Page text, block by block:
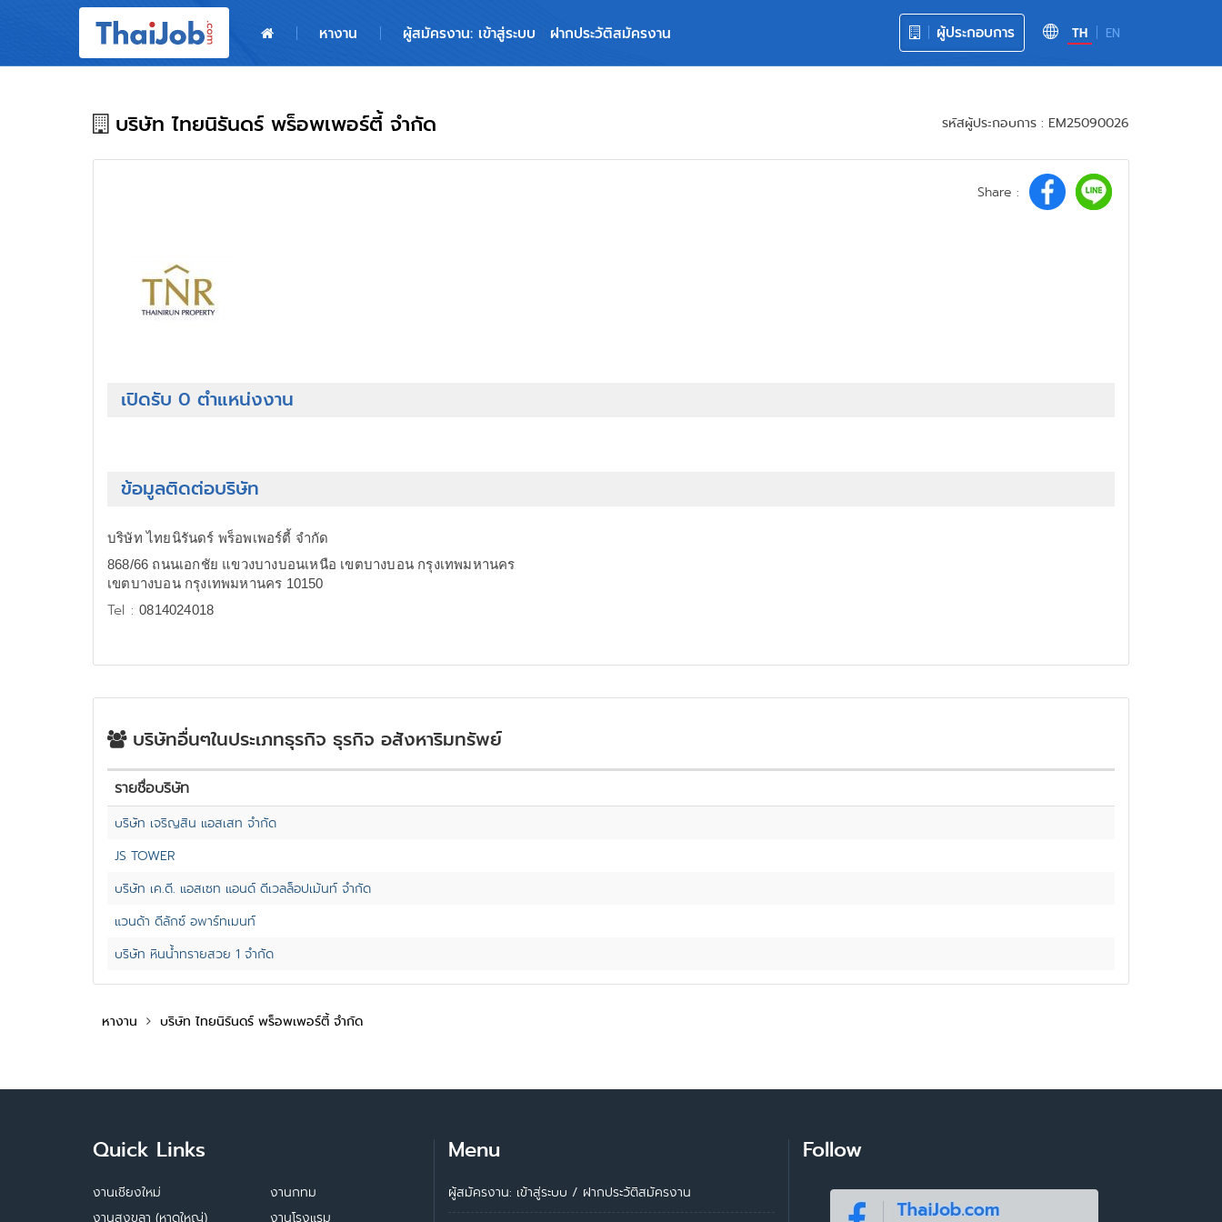
TH EN
ผู้ประกอบการ
หางาน ผู้สมัครงาน: เข้าสู่ระบบ ฝากประวัติสมัครงาน
ผู้สมัครงาน: เข้าสู่ระบบ
บริษัท ไทยนิรันดร์ พร็อพเพอร์ตี้ จำกัด รหัสผู้ประกอบการ : EM25090026
Share :
เปิดรับ 0 ตำแหน่งงาน
ข้อมูลติดต่อบริษัท
บริษัท ไทยนิรันดร์ พร็อพเพอร์ตี้ จำกัด
868/66 ถนนเอกชัย แขวงบางบอนเหนือ เขตบางบอน กรุงเทพมหานคร
เขตบางบอน กรุงเทพมหานคร 10150
Tel :0814024018
บริษัทอื่นๆในประเภทธุรกิจ ธุรกิจ อสังหาริมทรัพย์
รายชื่อบริษัท
บริษัท เจริญสิน แอสเสท จำกัด
JS TOWER
บริษัท เค.ดี. แอสเซท แอนด์ ดีเวลล็อปเม้นท์ จำกัด
แวนด้า ดีลักซ์ อพาร์ทเมนท์
บริษัท หินน้ำทรายสวย 1 จำกัด
หางาน บริษัท ไทยนิรันดร์ พร็อพเพอร์ตี้ จำกัด
Quick Links
งานเชียงใหม่
งานสงขลา (หาดใหญ่)
งานกทม
งานโรงแรม
Menu
ผู้สมัครงาน: เข้าสู่ระบบ / ฝากประวัติสมัครงาน
Follow